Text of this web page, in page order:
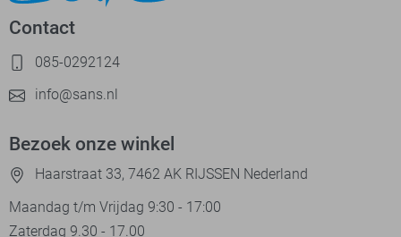
Contact
085-0292124
info@sans.nl
Bezoek onze winkel
Haarstraat 33, 7462 AK RIJSSEN Nederland
Maandag t/m Vrijdag 9:30 - 17:00
Zaterdag 9.30 - 17.00